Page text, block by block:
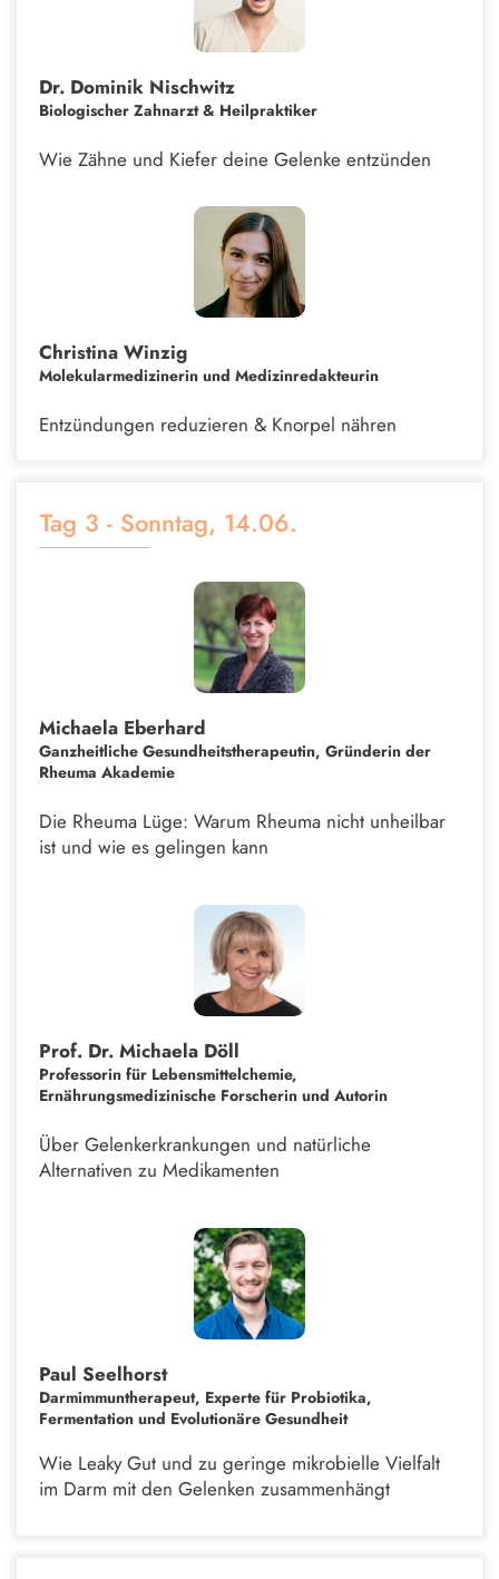
Dr. Dominik Nischwitz
Biologischer Zahnarzt & Heilpraktiker
Wie Zähne und Kiefer deine Gelenke entzünden
Christina Winzig
Molekularmedizinerin und Medizinredakteurin
Entzündungen reduzieren & Knorpel nähren
Tag 3 - Sonntag, 14.06.
Michaela Eberhard
Ganzheitliche Gesundheitstherapeutin, Gründerin der
Rheuma Akademie
Die Rheuma Lüge: Warum Rheuma nicht unheilbar
ist und wie es gelingen kann
Prof. Dr. Michaela Döll
Professorin für Lebensmittelchemie,
Ernährungsmedizinische Forscherin und Autorin
Über Gelenkerkrankungen und natürliche
Alternativen zu Medikamenten
Paul Seelhorst
Darmimmuntherapeut, Experte für Probiotika,
Fermentation und Evolutionäre Gesundheit
Wie Leaky Gut und zu geringe mikrobielle Vielfalt
im Darm mit den Gelenken zusammenhängt